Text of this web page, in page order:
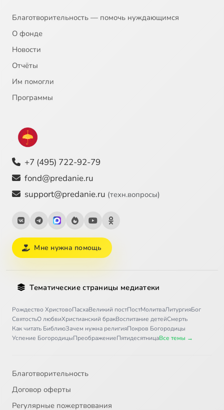
Благотворительность — помочь нуждающимся
О фонде
Новости
Отчёты
Им помогли
Программы
+7 (495) 722-92-79
fond@predanie.ru
support@predanie.ru (техн.вопросы)
Мне нужна помощь
Тематические страницы медиатеки
Рождество ХристовоПасхаВеликий постПостМолитваЛитургияБог
СвятостьО любвиХристианский бракВоспитание детейСмерть
Как читать БиблиюЗачем нужна религияПокров Богородицы
Успение БогородицыПреображениеПятидесятницаВсе темы →
Благотворительность
Договор оферты
Регулярные пожертвования